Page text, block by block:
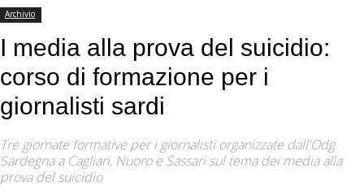
Recover your password
your email
Archivio
I media alla prova del suicidio:
corso di formazione per i
giornalisti sardi
Tre giornate formative per i giornalisti organizzate dall'Odg
Sardegna a Cagliari, Nuoro e Sassari sul tema dei media alla
prova del suicidio